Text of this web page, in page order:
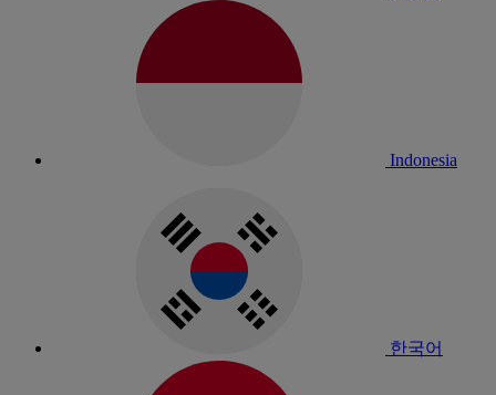
Indonesia
한국어